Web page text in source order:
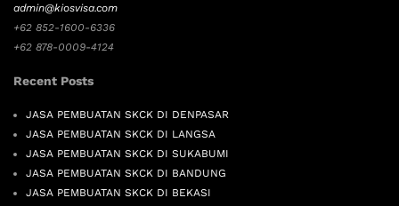
admin@kiosvisa.com
+62 852-1600-6336
+62 878-0009-4124
Recent Posts
JASA PEMBUATAN SKCK DI DENPASAR
JASA PEMBUATAN SKCK DI LANGSA
JASA PEMBUATAN SKCK DI SUKABUMI
JASA PEMBUATAN SKCK DI BANDUNG
JASA PEMBUATAN SKCK DI BEKASI